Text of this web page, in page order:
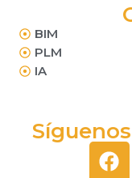
BIM
PLM
IA